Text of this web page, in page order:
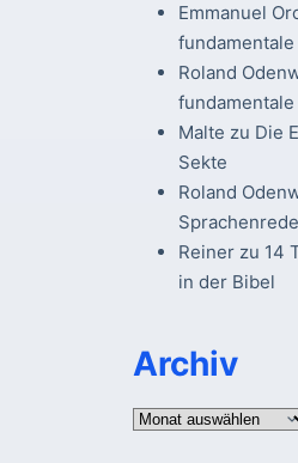
Emmanuel
fundamentale
Roland
fundamentale
Malte zu Die
Sekte
Roland
Reinerzu 14
in der Bibel
Archiv
Archiv